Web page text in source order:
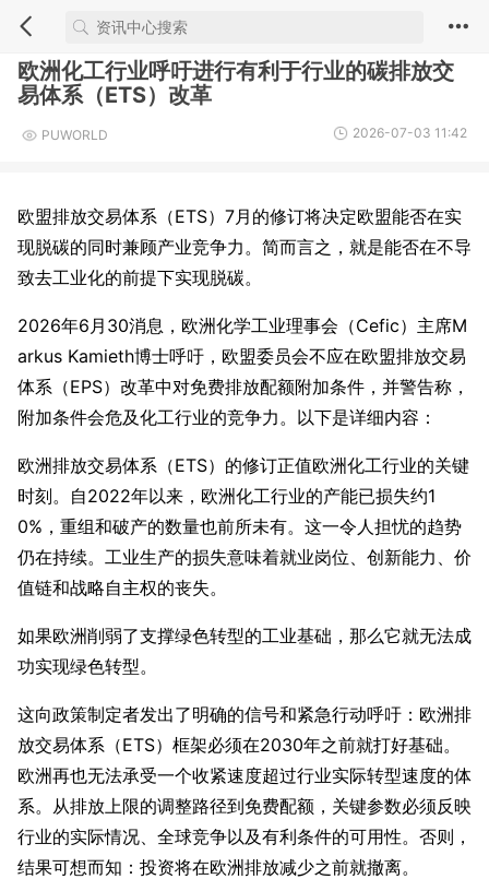
欧洲化工行业呼吁进行有利于行业的碳排放交
易体系（ETS）改革
PUWORLD 2026-07-03 11:42
欧盟排放交易体系（ETS）7月的修订将决定欧盟能否在实
现脱碳的同时兼顾产业竞争力。简而言之，就是能否在不导
致去工业化的前提下实现脱碳。
2026年6月30消息，欧洲化学工业理事会（Cefic）主席M
arkus Kamieth博士呼吁，欧盟委员会不应在欧盟排放交易
体系（EPS）改革中对免费排放配额附加条件，并警告称，
附加条件会危及化工行业的竞争力。以下是详细内容：
欧洲排放交易体系（ETS）的修订正值欧洲化工行业的关键
时刻。自2022年以来，欧洲化工行业的产能已损失约1
0%，重组和破产的数量也前所未有。这一令人担忧的趋势
仍在持续。工业生产的损失意味着就业岗位、创新能力、价
值链和战略自主权的丧失。
如果欧洲削弱了支撑绿色转型的工业基础，那么它就无法成
功实现绿色转型。
这向政策制定者发出了明确的信号和紧急行动呼吁：欧洲排
放交易体系（ETS）框架必须在2030年之前就打好基础。
欧洲再也无法承受一个收紧速度超过行业实际转型速度的体
系。从排放上限的调整路径到免费配额，关键参数必须反映
行业的实际情况、全球竞争以及有利条件的可用性。否则，
结果可想而知：投资将在欧洲排放减少之前就撤离。